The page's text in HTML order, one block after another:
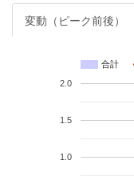
変動（ピーク前後）
合計
1.0
1.5
2.0